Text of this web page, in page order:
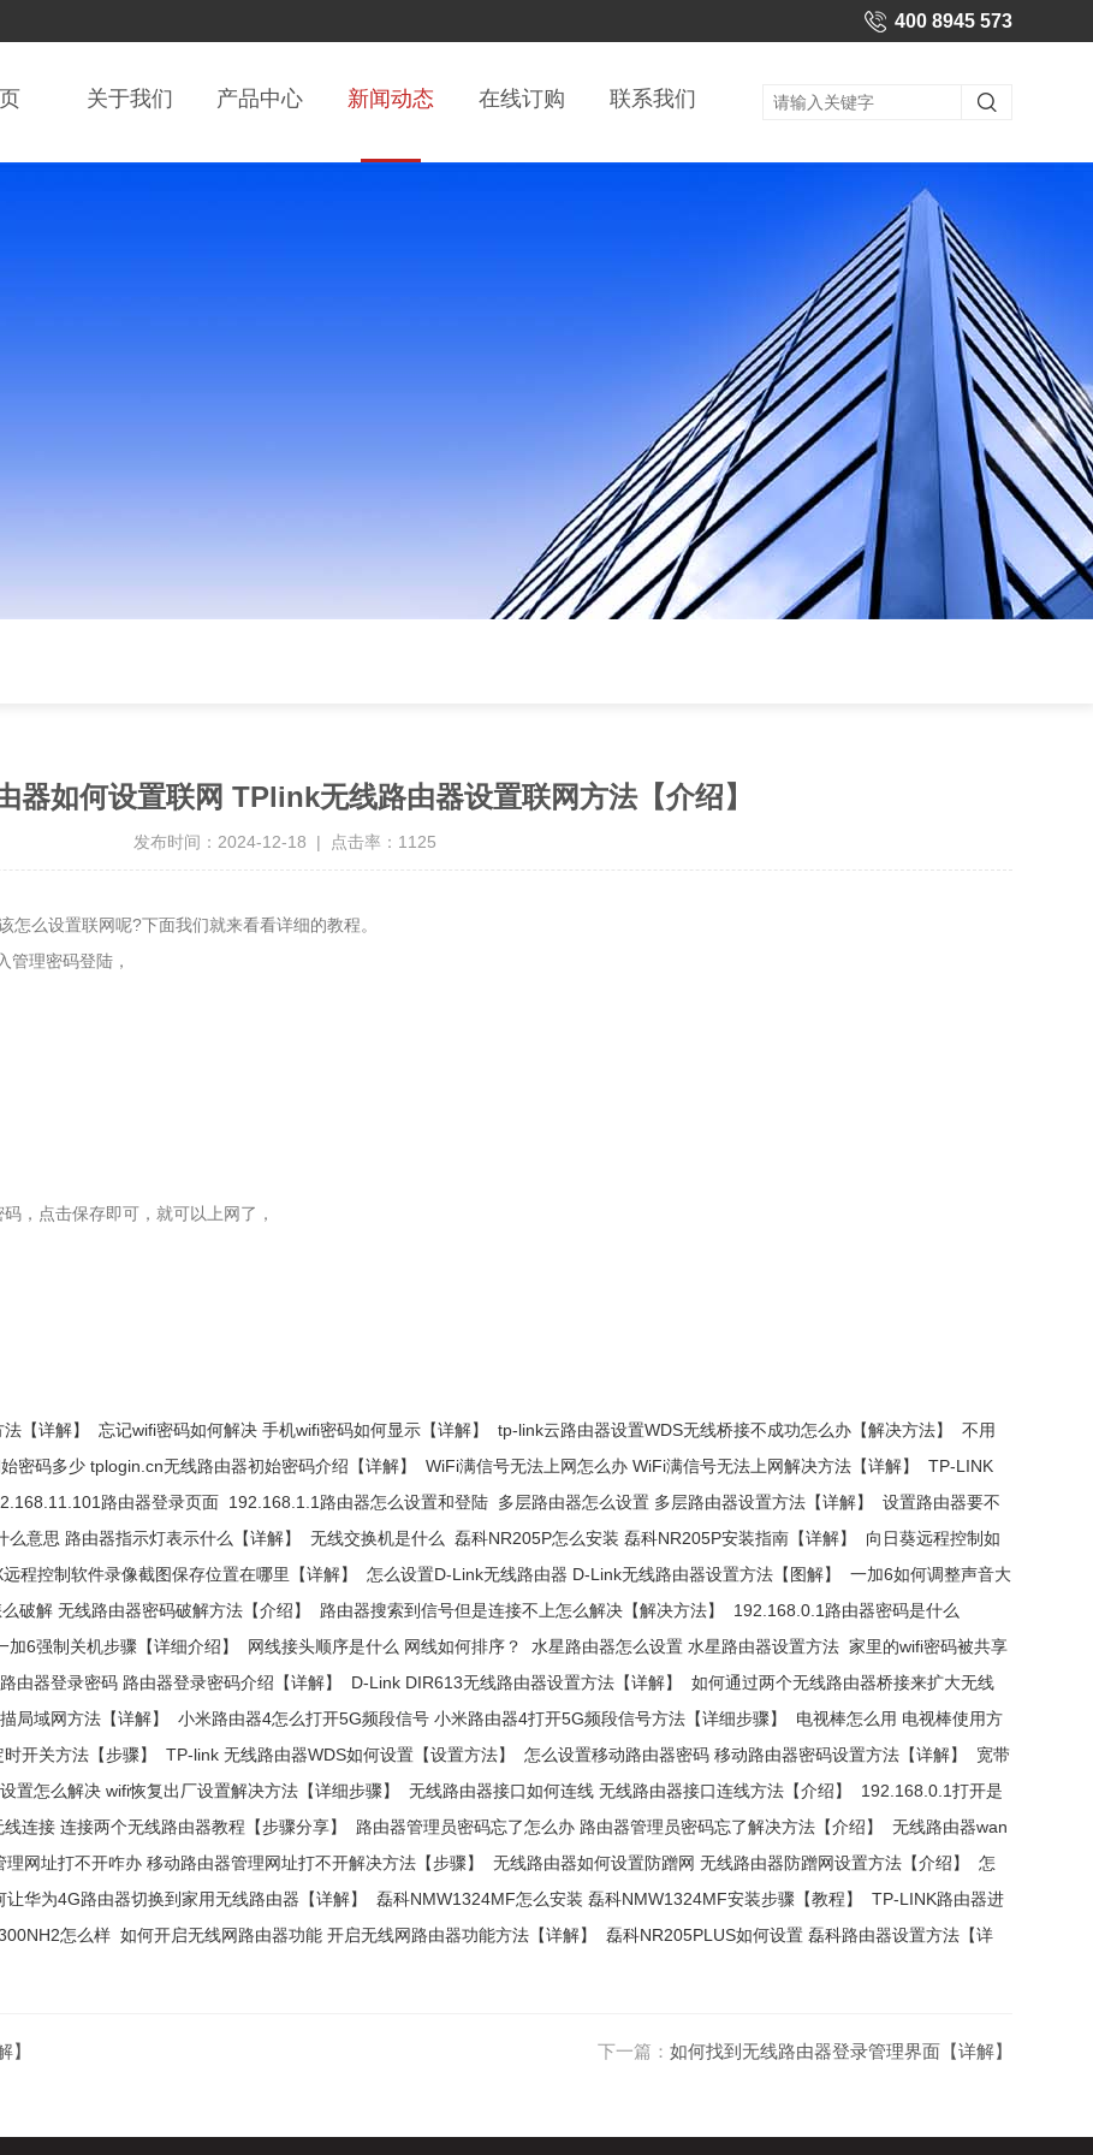
400 8945 573
关于我们 产品中心 新闻动态 在线订购 联系我们
器如何设置联网 TPlink无线路由器设置联网方法【介绍】
发布时间：2024-12-18 | 点击率： 1125
么设置联网呢?下面我们就来看看详细的教程。
理密码登陆，
点击保存即可，就可以上网了，
【详解】 忘记wifi密码如何解决 手机wifi密码如何显示【详解】 tp-link云路由器设置WDS无线桥接不成功怎么办【解决方法】
不用
密码多少 tplogin.cn无线路由器初始密码介绍【详解】 WiFi满信号无法上网怎么办 WiFi满信号无法上网解决方法【详解】
TP-LINK
路由器登录页面 192.168.1.1路由器怎么设置和登陆 多层路由器怎么设置 多层路由器设置方法【详解】
设置路由器要不
么意思 路由器指示灯表示什么【详解】 无线交换机是什么 磊科NR205P怎么安装 磊科NR205P安装指南【详解】
向日葵远程控制如
程控制软件录像截图保存位置在哪里【详解】 怎么设置D-Link无线路由器 D-Link无线路由器设置方法【图解】
一加6如何调整声音大
破解 无线路由器密码破解方法【介绍】 路由器搜索到信号但是连接不上怎么解决【解决方法】
192.168.0.1路由器密码是什么
6强制关机步骤【详细介绍】 网线接头顺序是什么 网线如何排序？ 水星路由器怎么设置 水星路由器设置方法 家里的wifi密码被共享
由器登录密码 路由器登录密码介绍【详解】 D-Link DIR613无线路由器设置方法【详解】
如何通过两个无线路由器桥接来扩大无线
局域网方法【详解】 小米路由器4怎么打开5G频段信号 小米路由器4打开5G频段信号方法【详细步骤】
电视棒怎么用 电视棒使用方
开关方法【步骤】 TP-link 无线路由器WDS如何设置【设置方法】 怎么设置移动路由器密码 移动路由器密码设置方法【详解】
宽带
置怎么解决 wifi恢复出厂设置解决方法【详细步骤】 无线路由器接口如何连线 无线路由器接口连线方法【介绍】
192.168.0.1打开是
连接 连接两个无线路由器教程【步骤分享】 路由器管理员密码忘了怎么办 路由器管理员密码忘了解决方法【介绍】
无线路由器wan
理网址打不开咋办 移动路由器管理网址打不开解决方法【步骤】 无线路由器如何设置防蹭网 无线路由器防蹭网设置方法【介绍】
怎
让华为4G路由器切换到家用无线路由器【详解】 磊科NMW1324MF怎么安装 磊科NMW1324MF安装步骤【教程】
TP-LINK路由器进
怎么样 如何开启无线网路由器功能 开启无线网路由器功能方法【详解】
磊科NR205PLUS如何设置 磊科路由器设置方法【详
】 下一篇： 如何找到无线路由器登录管理界面【详解】